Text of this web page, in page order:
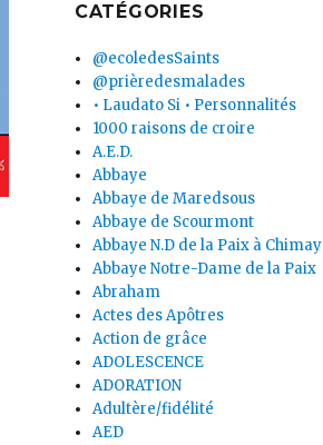
CATÉGORIES
@ecoledesSaints
@prièredesmalades
• Laudato Si • Personnalités
1000 raisons de croire
A.E.D.
Abbaye
Abbaye de Maredsous
Abbaye de Scourmont
Abbaye N.D de la Paix à Chimay
Abbaye Notre-Dame de la Paix
Abraham
Actes des Apôtres
Action de grâce
ADOLESCENCE
ADORATION
Adultère/fidélité
AED